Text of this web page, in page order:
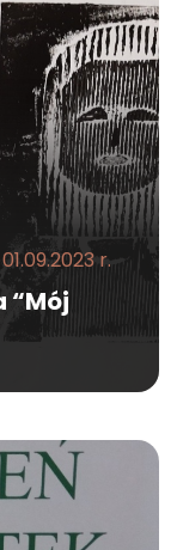
01.09.2023 r.
“Mój